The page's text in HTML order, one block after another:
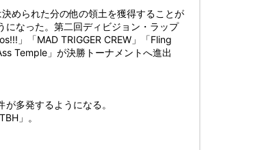
められた分の他の領土を獲得することが
になった。第二回ディビジョン・ラップ
」「MAD TRIGGER CREW」「Fling
Temple」が決勝トーナメントへ進出
多発するようになる。
」。